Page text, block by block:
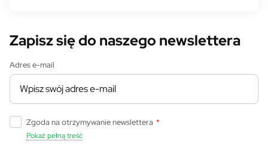
Zapisz się do naszego newslettera
Adres e-mail
Zgoda na otrzymywanie newslettera *
Pokaż pełną treść